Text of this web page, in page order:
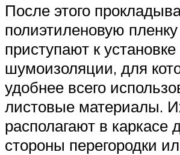
После этого
полиэтиленовую
приступают к установке
шумоизоляции, для
удобнее всего
листовые материалы.
располагают в каркасе
стороны перегородки